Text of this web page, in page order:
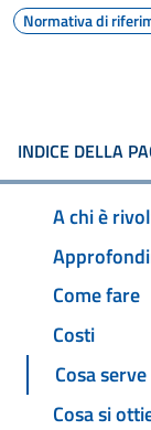
Normativa di
INDICE DELLA
A chi è
Come fare
Costi
Cosa serve
Cosa si